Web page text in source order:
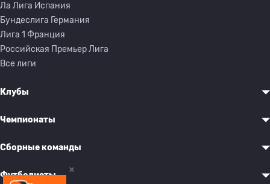
Ла Лига Испания
Бундеслига Германия
Лига 1 Франция
Российская Премьер Лига
Все лиги
Клубы
Чемпионаты
Сборные команды
Футболисты